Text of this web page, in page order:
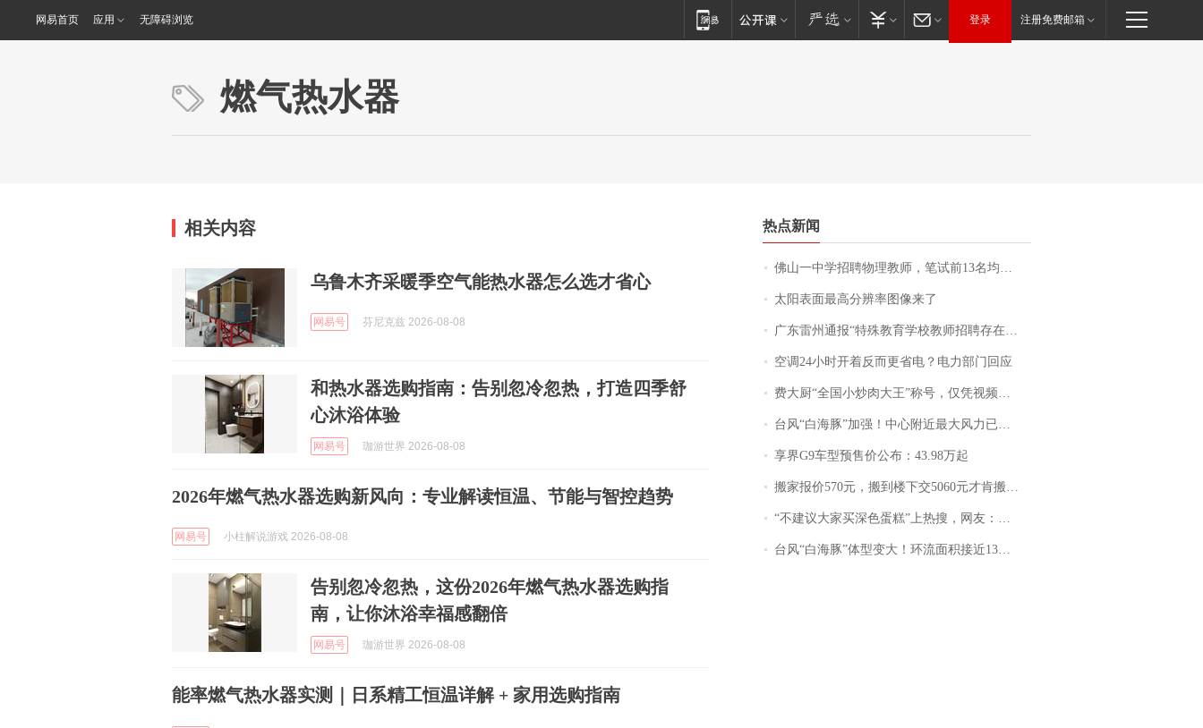
网易首页 应用 无障碍浏览 登录 注册免费邮箱
燃气热水器
相关内容
乌鲁木齐采暖季空气能热水器怎么选才省心
网易号 芬尼克兹 2026-08-08
和热水器选购指南：告别忽冷忽热，打造四季舒
心沐浴体验
网易号 珈游世界 2026-08-08
2026年燃气热水器选购新风向：专业解读恒温、节能与智控趋势
网易号 小柱解说游戏 2026-08-08
告别忽冷忽热，这份2026年燃气热水器选购指
南，让你沐浴幸福感翻倍
网易号 珈游世界 2026-08-08
能率燃气热水器实测｜日系精工恒温详解 + 家用选购指南
热点新闻
佛山一中学招聘物理教师，笔试前13名均遭淘汰？教育局：已叫停招聘，成立调查组全面核查
太阳表面最高分辨率图像来了
广东雷州通报“特殊教育学校教师招聘存在违规行为”：已启动问责程序 副校长被停职
空调24小时开着反而更省电？电力部门回应
费大厨“全国小炒肉大王”称号，仅凭视频评出？中国烹饪协会回应
台风“白海豚”加强！中心附近最大风力已达15级 最新研判
享界G9车型预售价公布：43.98万起
搬家报价570元，搬到楼下交5060元才肯搬上楼！女子傻眼了……
“不建议大家买深色蛋糕”上热搜，网友：天塌了！
台风“白海豚”体型变大！环流面积接近13个浙江那么大